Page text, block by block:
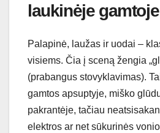
laukinėje gamtoje
Palapinė, laužas ir uodai –
visiems. Čia į sceną žengia
(prabangus stovyklavimas).
gamtos apsuptyje, miško
pakrantėje, tačiau
elektros ar net sūkurinės